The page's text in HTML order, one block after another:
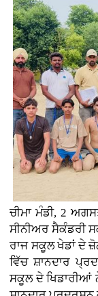
ਚੀਮਾ ਮੰਡੀ, 2
ਸੀਨੀਅਰ ਸੈਕੰਡਰੀ
ਰਾਜ ਸਕੂਲ ਖੇਡਾਂ ਦੇ
ਵਿੱਚ ਸ਼ਾਨਦਾਰ
ਸਕੂਲ ਦੇ ਖਿਡਾਰੀਆਂ